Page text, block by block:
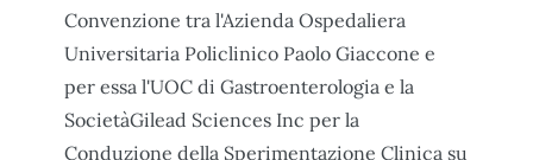
Convenzione tra l'Azienda Ospedaliera
Universitaria Policlinico Paolo Giaccone e
per essa l'UOC di Gastroenterologia e la
SocietàGilead Sciences Inc per la
Conduzione della Sperimentazione Clinica su